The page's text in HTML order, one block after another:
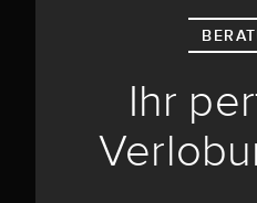
Ihr